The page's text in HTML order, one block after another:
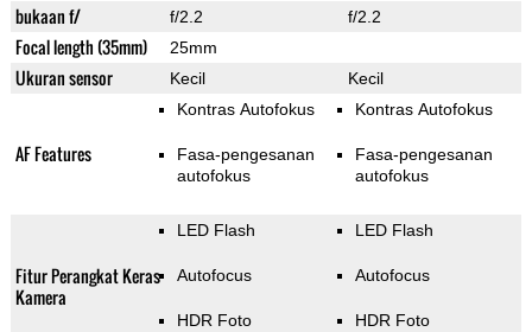
bukaan f/ f/2.2 f/2.2
Focal length (35mm) 25mm
Ukuran sensor Kecil Kecil
AF Features
Kontras Autofokus
Fasa-pengesanan
autofokus
Kontras Autofokus
Fasa-pengesanan
autofokus
Fitur Perangkat Keras
Kamera
LED Flash
Autofocus
HDR Foto
LED Flash
Autofocus
HDR Foto